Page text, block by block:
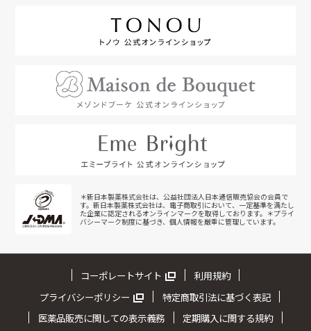
＊新日本製薬株式会社は、公益社団法人日本通信販売協会の会員で
す。新日本製薬株式会社は、電子商取引において、一定基準を満たし
た企業に認定されるオンラインマークを取得しております。＊プライ
バシーマーク制度に基づき、個人情報を厳重に管理しています。
コーポレートサイト
利用規約
プライバシーポリシー
特定商取引法に基づく表記
医薬品販売に関しての表示義務
定期購入に関する規約